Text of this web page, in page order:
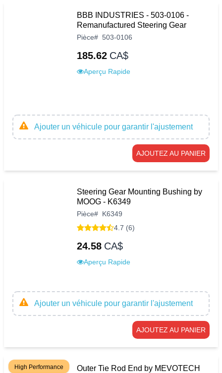
BBB INDUSTRIES - 503-0106 -
Remanufactured Steering Gear
Pièce# 503-0106
185.62 CA$
Aperçu Rapide
Ajouter un véhicule pour garantir l'ajustement
AJOUTEZ AU PANIER
Steering Gear Mounting Bushing by
MOOG - K6349
Pièce# K6349
4.7 (6)
24.58 CA$
Aperçu Rapide
Ajouter un véhicule pour garantir l'ajustement
AJOUTEZ AU PANIER
High Performance
Outer Tie Rod End by MEVOTECH